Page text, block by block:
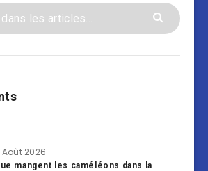
Août 2026
mangent les caméléons dans la